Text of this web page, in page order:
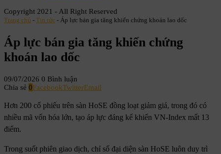
Copyright 2021 - All Right Reserved
Trang chủ - Tin tức - Áp lực bán gia tăng khiến chứng khoán lao dốc
Áp lực bán gia tăng khiến chứng
khoán lao dốc
09/07/2026 0 Bình luận
Chia sẻ 0FacebookTwitterEmail
Hơn 200 cổ phiếu trên sàn HoSE đồng loạt giảm giá, trong đó có
nhiều mã vốn hóa lớn, tạo áp lực đáng kể khiến VN-Index mất 13
điểm.
Trong suốt phiên giao dịch, chỉ số đại diện sàn HoSE luôn duy trì